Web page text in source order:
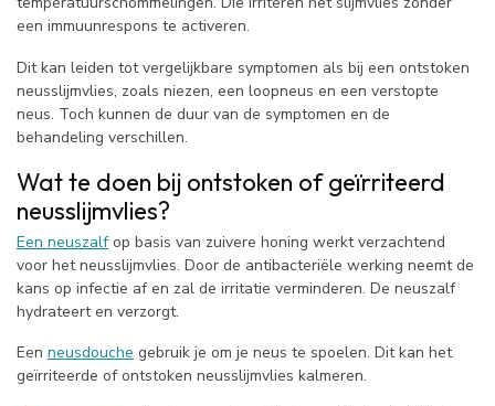
een immuunrespons te activeren.
Dit kan leiden tot vergelijkbare symptomen als bij een ontstoken
neusslijmvlies, zoals niezen, een loopneus en een verstopte
neus. Toch kunnen de duur van de symptomen en de
behandeling verschillen.
Wat te doen bij ontstoken of geïrriteerd
neusslijmvlies?
Een neuszalfop basis van zuivere honing werkt verzachtend
voor het neusslijmvlies. Door de antibacteriële werking neemt de
kans op infectie af en zal de irritatie verminderen. De neuszalf
hydrateert en verzorgt.
Een neusdouche gebruik je om je neus te spoelen. Dit kan het
geïrriteerde of ontstoken neusslijmvlies kalmeren.